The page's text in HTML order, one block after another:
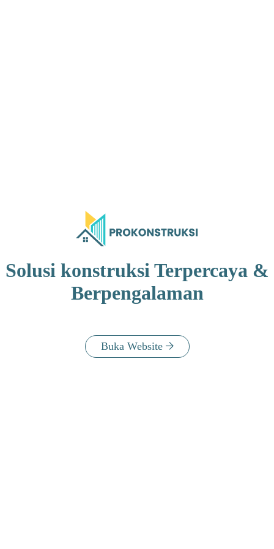
Solusi konstruksi Terpercaya &
Berpengalaman
Buka Website